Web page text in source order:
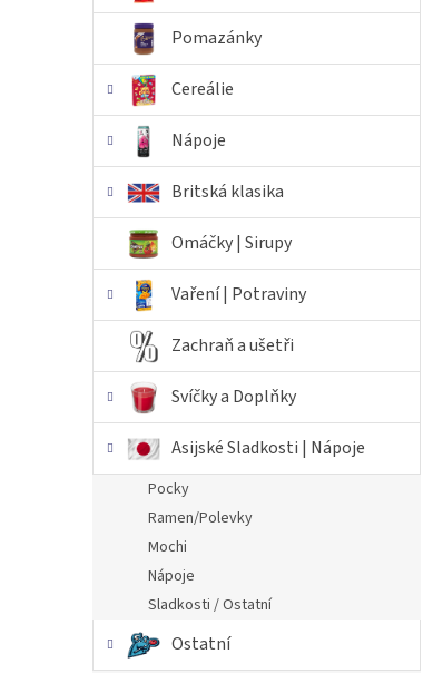
Pomazánky
Cereálie
Nápoje
Britská klasika
Omáčky | Sirupy
Vaření | Potraviny
Zachraň a ušetři
Svíčky a Doplňky
Asijské Sladkosti | Nápoje
Pocky
Ramen/Polevky
Mochi
Nápoje
Sladkosti / Ostatní
Ostatní